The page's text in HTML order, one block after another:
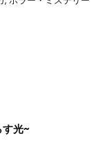
光~